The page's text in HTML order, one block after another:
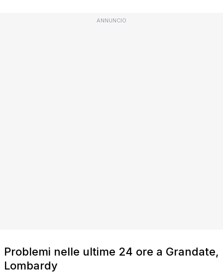
ANNUNCIO
Problemi nelle ultime 24 ore a Grandate,
Lombardy